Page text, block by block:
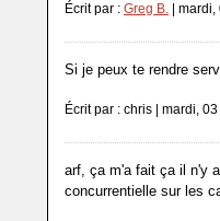
Écrit par : Greg B. |
Si je peux te rendre
Écrit par : chris | mardi,
arf, ça m'a fait ça il n'y
concurrentielle sur les